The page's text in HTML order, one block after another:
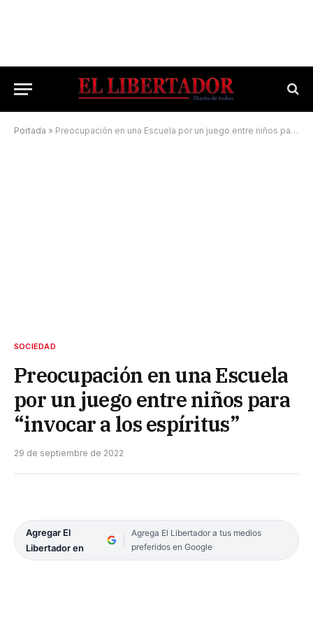
Portada » Preocupación en una Escuela por un juego entre niños para “invocar a los espíritus”
SOCIEDAD
Preocupación en una Escuela
por un juego entre niños para
“invocar a los espíritus”
29 de septiembre de 2022
Agregar El
Libertador en
Agrega El Libertador a tus medios
preferidos en Google